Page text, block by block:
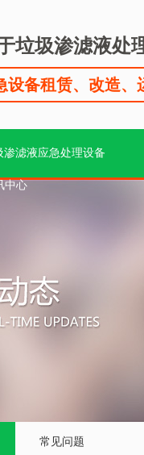
垃圾渗滤液处
设备租赁、改造、
渗滤液应急处理设备
中心
常见问题